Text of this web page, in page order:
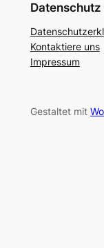
Datenschutz
Kontaktiere uns
Impressum
Gestaltet mit